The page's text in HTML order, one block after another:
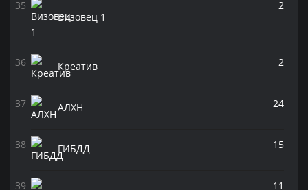
Визовец 1
2
Креатив 2
АЛХН 24
ГИБДД 15
11